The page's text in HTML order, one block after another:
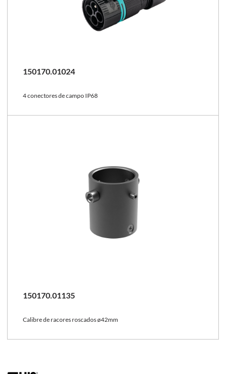
150170.01024
4 conectores de campo IP68
150170.01135
Calibre de racores roscados ø42mm